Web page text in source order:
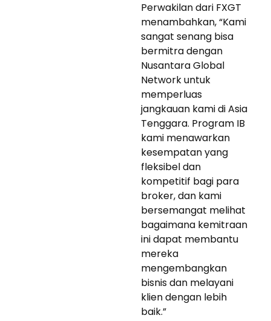
Perwakilan dari FXGT
menambahkan, “Kami
sangat senang bisa
bermitra dengan
Nusantara Global
Network untuk
memperluas
jangkauan kami di Asia
Tenggara. Program IB
kami menawarkan
kesempatan yang
fleksibel dan
kompetitif bagi para
broker, dan kami
bersemangat melihat
bagaimana kemitraan
ini dapat membantu
mereka
mengembangkan
bisnis dan melayani
klien dengan lebih
baik.”